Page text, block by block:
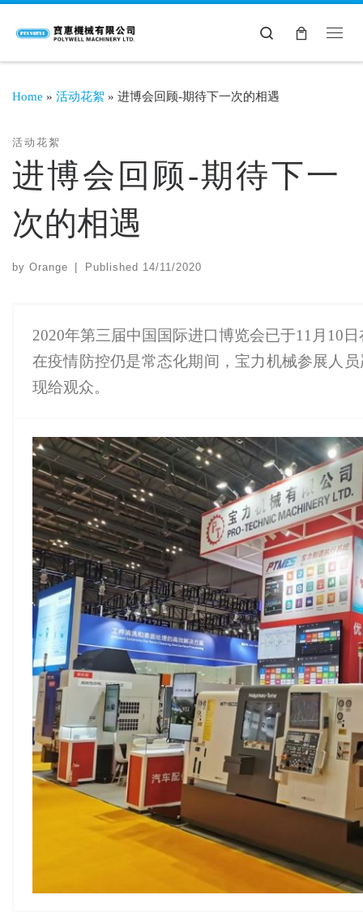
Search
Home » 活动花絮 » 进博会回顾-期待下一次的相遇
活动花絮
进博会回顾-期待下一
次的相遇
by Orange Published 14/11/2020
2020年第三届中国国际进口博览会已于11月10
在疫情防控仍是常态化期间，宝力机械参展人
现给观众。